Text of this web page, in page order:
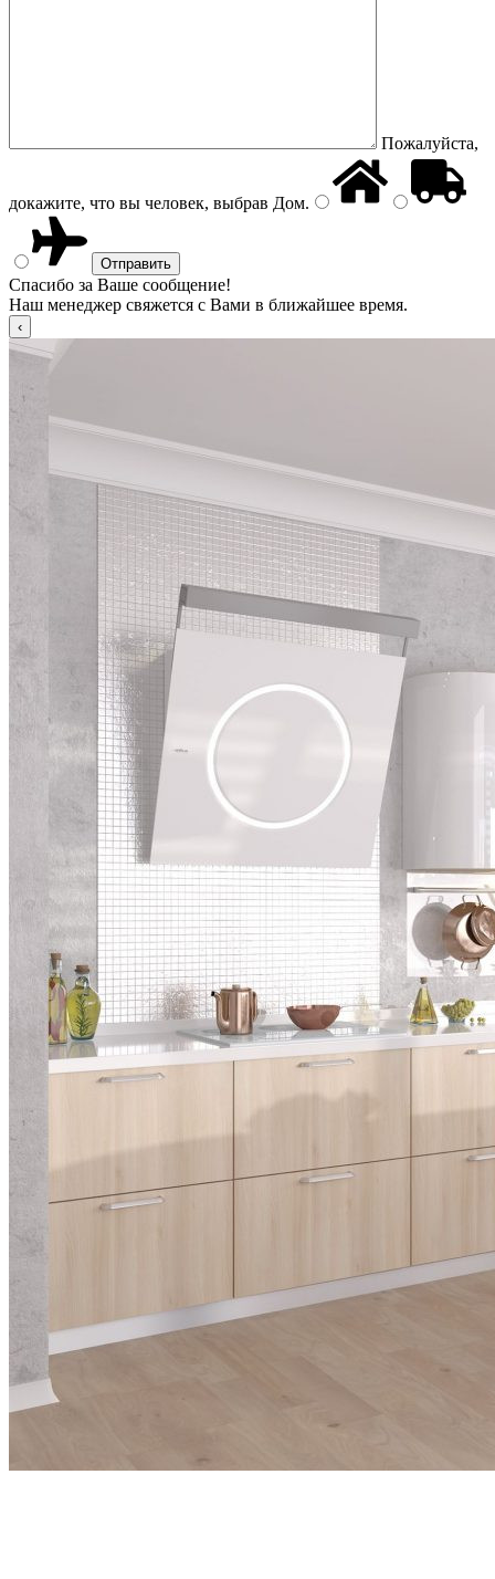
Пожалуйста,
докажите, что вы человек, выбрав Дом.
Спасибо за Ваше сообщение!
Наш менеджер свяжется с Вами в ближайшее время.